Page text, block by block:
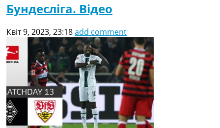
Бундесліга. Відео
Квіт 9, 2023, 23:18add comment